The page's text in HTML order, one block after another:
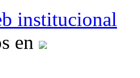
institucional
en